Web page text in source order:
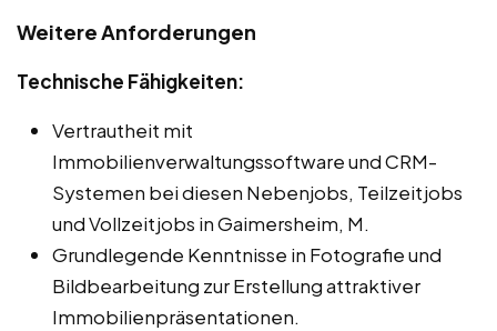
Weitere Anforderungen
Technische Fähigkeiten:
Vertrautheit mit
Immobilienverwaltungssoftware und CRM-
Systemen bei diesen Nebenjobs, Teilzeitjobs
und Vollzeitjobs in Gaimersheim, M.
Grundlegende Kenntnisse in Fotografie und
Bildbearbeitung zur Erstellung attraktiver
Immobilienpräsentationen.